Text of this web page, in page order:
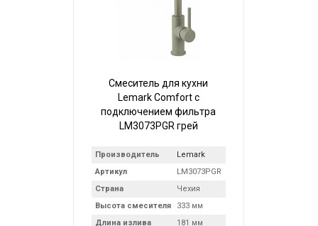
Смеситель для кухни
Lemark Comfort с
подключением фильтра
LM3073PGR грей
Производитель
Lemark
Артикул
LM3073PGR
Страна
Чехия
Высота смесителя
333 мм
Длина излива
181 мм